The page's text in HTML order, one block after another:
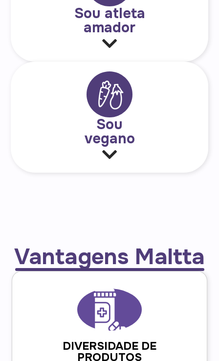
Sou atleta
amador
Sou
vegano
Vantagens Maltta
DIVERSIDADE DE
PRODUTOS